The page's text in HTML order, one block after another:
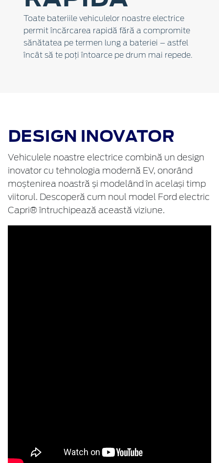
Toate bateriile vehiculelor noastre electrice
permit încărcarea rapidă fără a compromite
sănătatea pe termen lung a bateriei – astfel
încât să te poți întoarce pe drum mai repede.
DESIGN INOVATOR
Vehiculele noastre electrice combină un design
inovator cu tehnologia modernă EV, onorând
moștenirea noastră și modelând în același timp
viitorul. Descoperă cum noul model Ford electric
Capri® întruchipează această viziune.